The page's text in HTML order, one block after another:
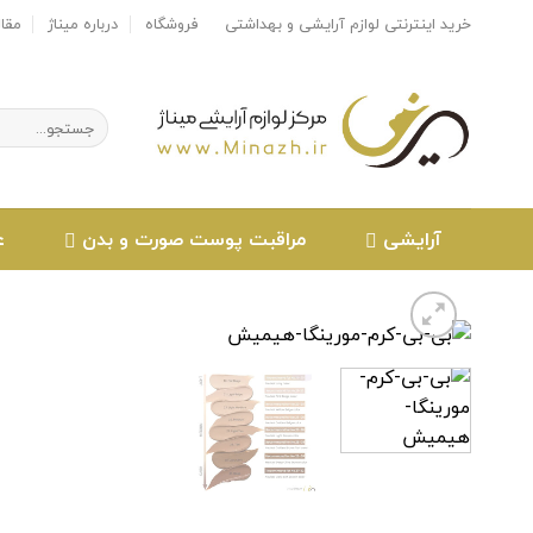
خرید اینترنتی لوازم آرایشی و بهداشتی فروشگاه درباره میناژ
جستجو
برای:
آرایشی مراقبت پوست صورت و بدن